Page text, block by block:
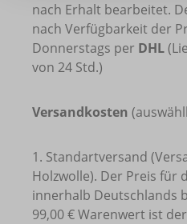
nach Erhalt bearbeitet.
nach Verfügbarkeit der
Donnerstags per DHL
von 24 Std.)
Versandkosten
1. Standartversand
Holzwolle). Der Preis für
innerhalb Deutschlands
99,00 € Warenwert ist